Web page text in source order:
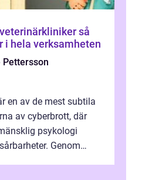
så
i hela verksamheten
Pettersson
en av de mest subtila
av cyberbrott, där
psykologi
Genom